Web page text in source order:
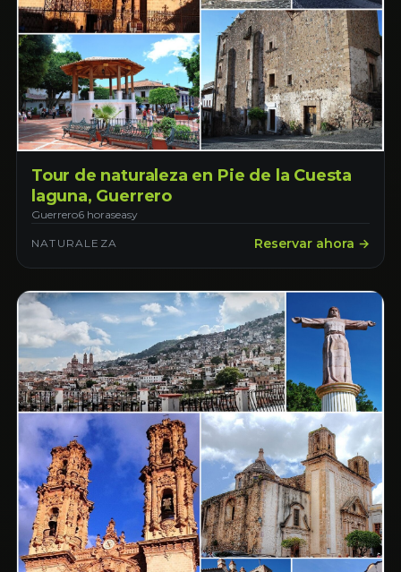
Tour de naturaleza en Pie de la Cuesta
laguna, Guerrero
Guerrero6 horaseasy
NATURALEZA Reservar ahora →